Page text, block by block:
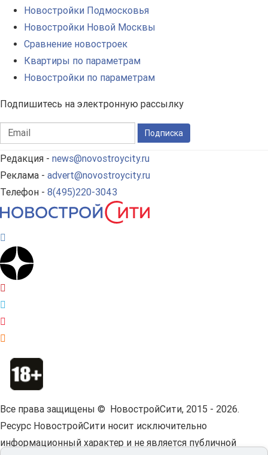
Новостройки Подмосковья
Новостройки Новой Москвы
Сравнение новостроек
Квартиры по параметрам
Новостройки по параметрам
Подпишитесь на электронную рассылку
Подписка
Редакция - news@novostroycity.ru
Реклама - advert@novostroycity.ru
Телефон - 8(495)220-3043
Все права защищены © НовостройСити, 2015 - 2026.
Ресурс НовостройСити носит исключительно
информационный характер и не является публичной